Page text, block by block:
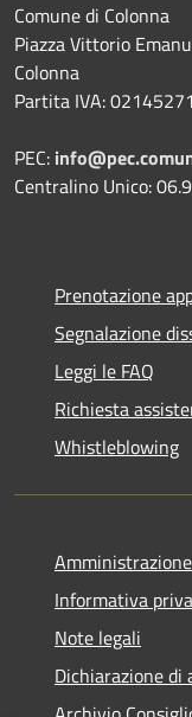
Comune di Colonna
Piazza Vittorio
Colonna
Partita IVA:
PEC:
Centralino Unico:
Prenotazione
Segnalazione
Leggi le FAQ
Richiesta
Whistleblowing
Informativa
Note legali
Dichiarazione di